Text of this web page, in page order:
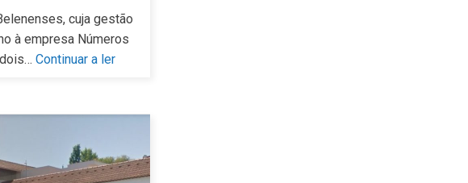
cuja gestão
à empresa Números
dois…Continuar a ler